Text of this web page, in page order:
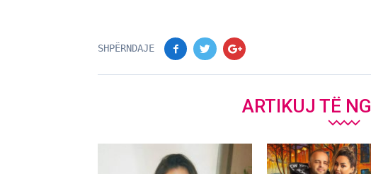
SHPËRNDAJE
ARTIKUJ TË